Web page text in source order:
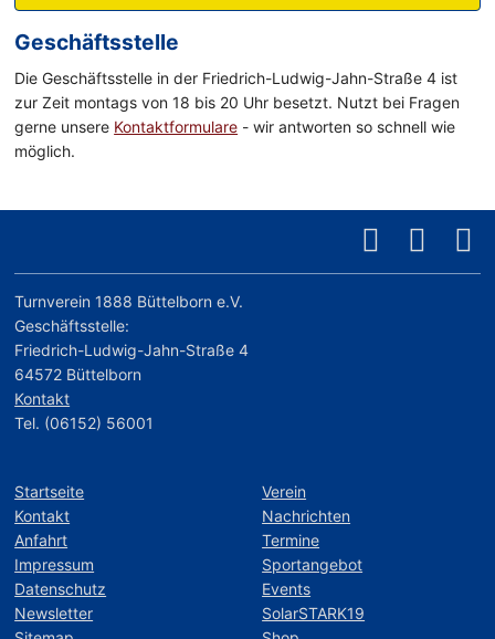
Geschäftsstelle
Die Geschäftsstelle in der Friedrich-Ludwig-Jahn-Straße 4 ist
zur Zeit montags von 18 bis 20 Uhr besetzt. Nutzt bei Fragen
gerne unsere Kontaktformulare - wir antworten so schnell wie
möglich.
Turnverein 1888 Büttelborn e.V.
Geschäftsstelle:
Friedrich-Ludwig-Jahn-Straße 4
64572 Büttelborn
Kontakt
Tel. (06152) 56001
Startseite
Kontakt
Anfahrt
Impressum
Datenschutz
Newsletter
Verein
Nachrichten
Termine
Sportangebot
Events
SolarSTARK19